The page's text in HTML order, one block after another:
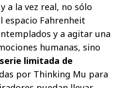
a la vez real, no sólo
espacio Fahrenheit
y a agitar una
humanas, sino
serie limitada de
por Thinking Mu para